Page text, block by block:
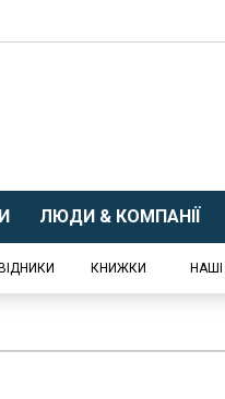
ЛЮДИ & КОМПАНІЇ
КНИЖКИ